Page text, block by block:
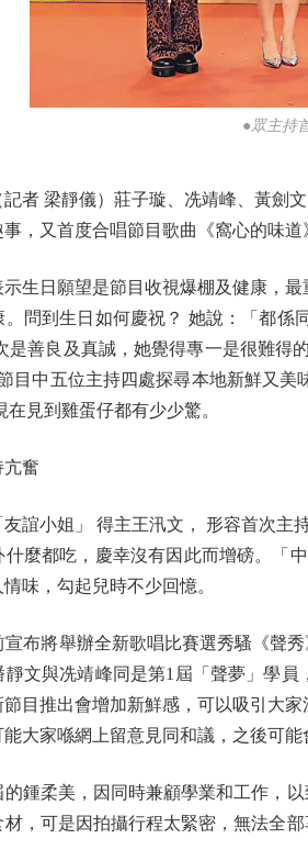
●眾主持
梁靜儀）莊子璇、冼靖峰、黃劍文
，又首度合唱節目歌曲《窩心的味
日願望是節目收視爆棚及健康，最
問到生日如何慶祝？ 她說：「都係
是善良及真誠，她覺得專一是很難得
目中五位主持四處探尋本地新鮮又
見到雞蛋仔都有少少驚。
奮
小姐」 得主王汛文， 形容首次主
什麼都吃，慶幸沒有因此而增磅。「
味，勾起兒時不少回憶。
將舉辦全新歌唱比賽選秀騷《聲秀
文與冼靖峰同是第1屆「聲夢」學
目推出會增加新鮮感，可以吸引大
大家喺網上留意見同和議，之後可
柔美，因同時兼顧學業和工作，以
，可是因拍攝行程太緊密，無法全